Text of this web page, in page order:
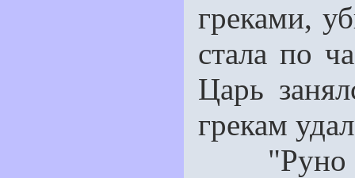
греками,
стала по
Царь
грекам
"Руно —